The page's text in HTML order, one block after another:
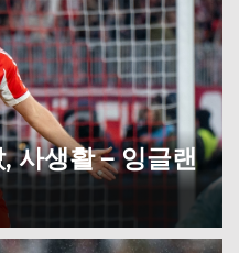
사생활 – 잉글랜